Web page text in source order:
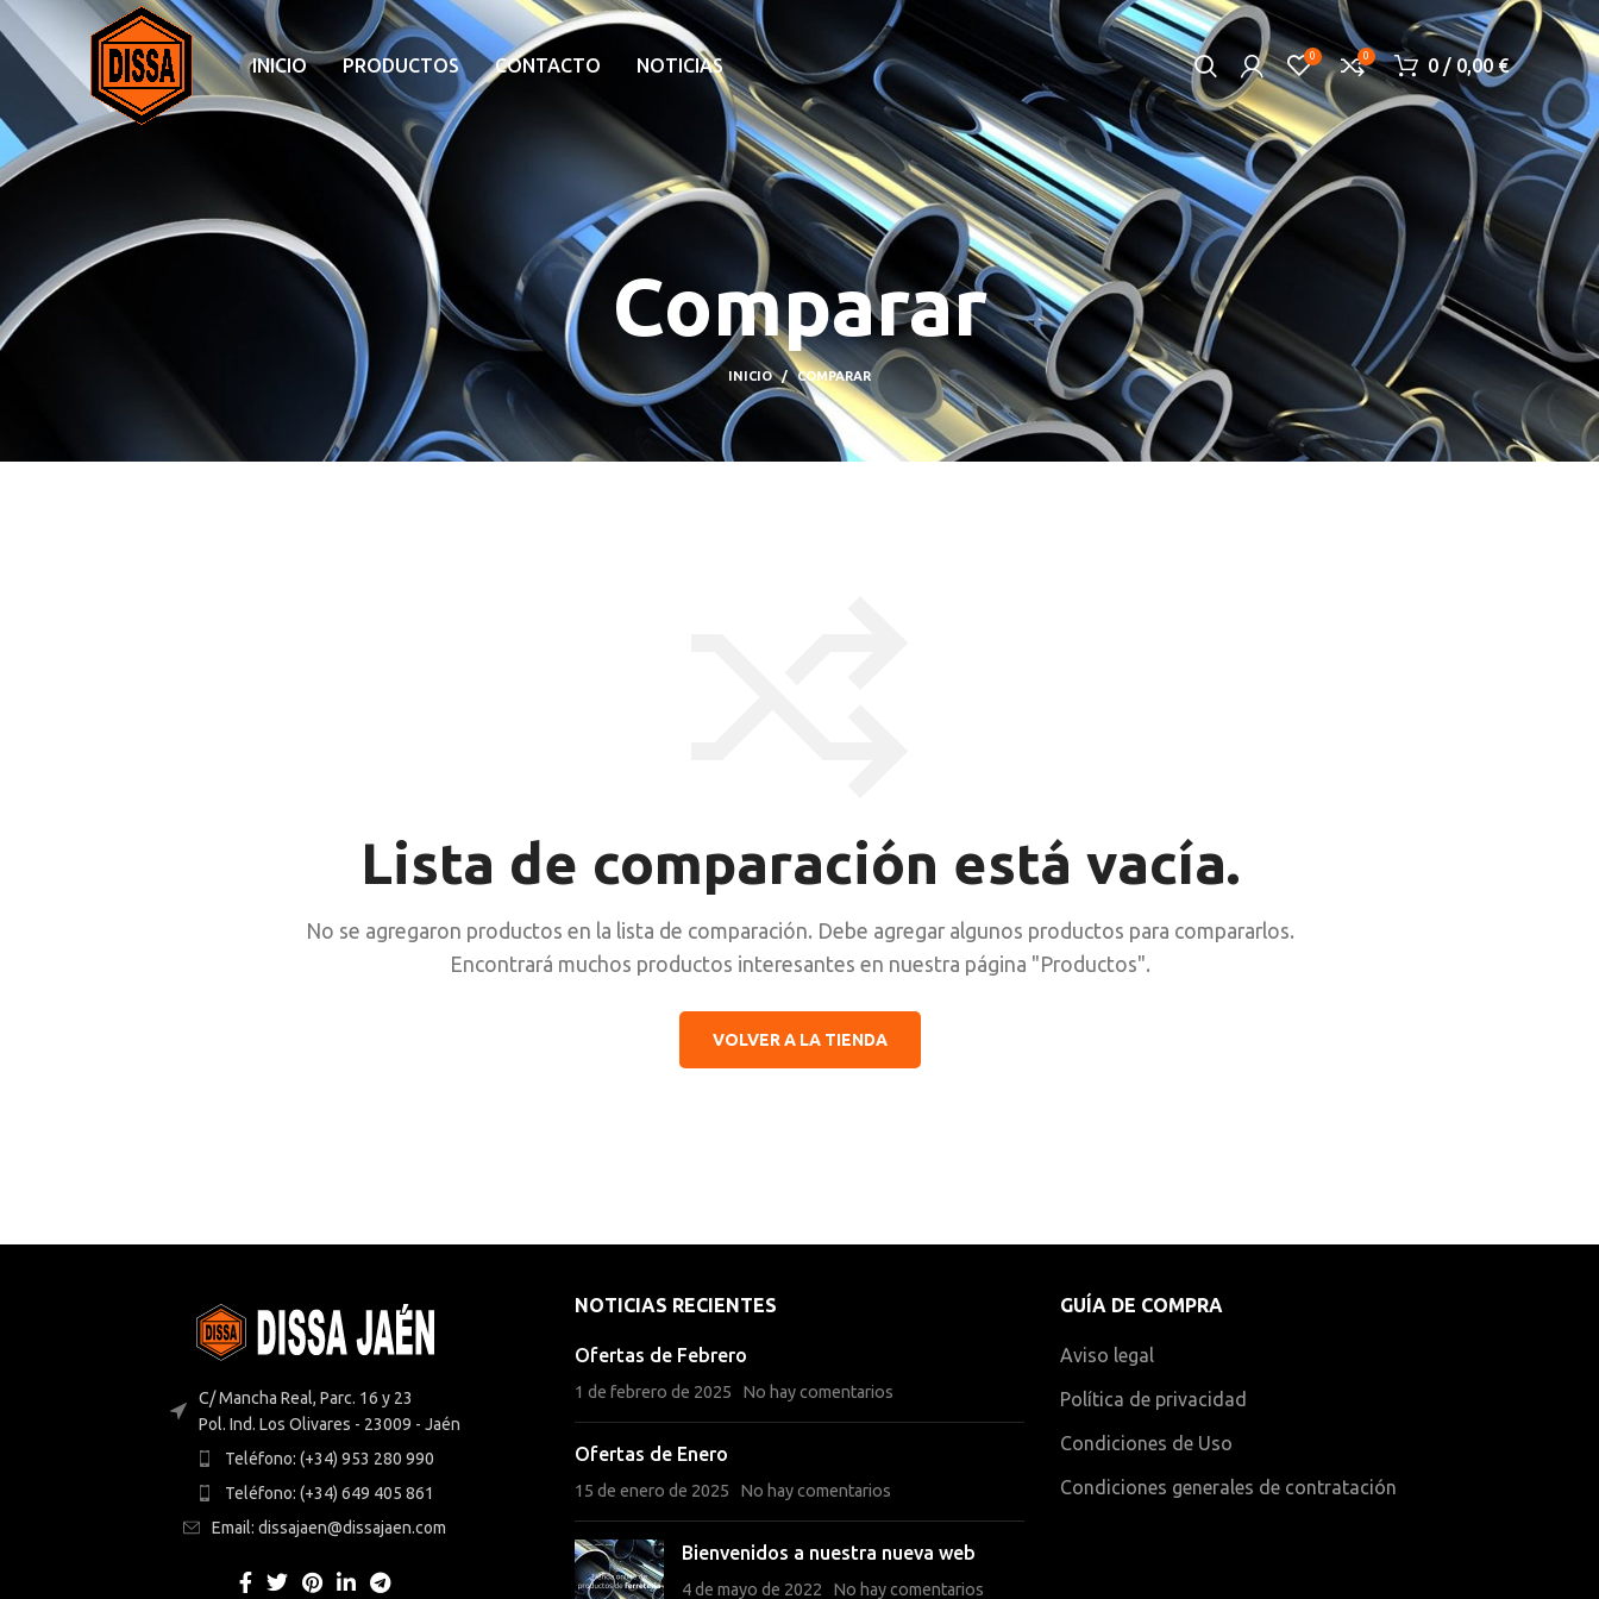
INICIO PRODUCTOS CONTACTO NOTICIAS 0 0 0 / 0,00€
Comparar
INICIO COMPARAR
Lista de comparación está vacía.
No se agregaron productos en la lista de comparación. Debe agregar algunos productos para compararlos.
Encontrará muchos productos interesantes en nuestra página "Productos".
VOLVER A LA TIENDA
C/ Mancha Real, Parc. 16 y 23
Pol. Ind. Los Olivares - 23009 - Jaén
Teléfono: (+34) 953 280 990
Teléfono: (+34) 649 405 861
Email: dissajaen@dissajaen.com
NOTICIAS RECIENTES
Ofertas de Febrero
1 de febrero de 2025 No hay comentarios
Ofertas de Enero
15 de enero de 2025 No hay comentarios
Bienvenidos a nuestra nueva web
4 de mayo de 2022 No hay comentarios
GUÍA DE COMPRA
Aviso legal
Política de privacidad
Condiciones de Uso
Condiciones generales de contratación